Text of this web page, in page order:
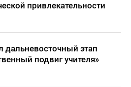
привлекательности
дальневосточный этап
подвиг учителя»